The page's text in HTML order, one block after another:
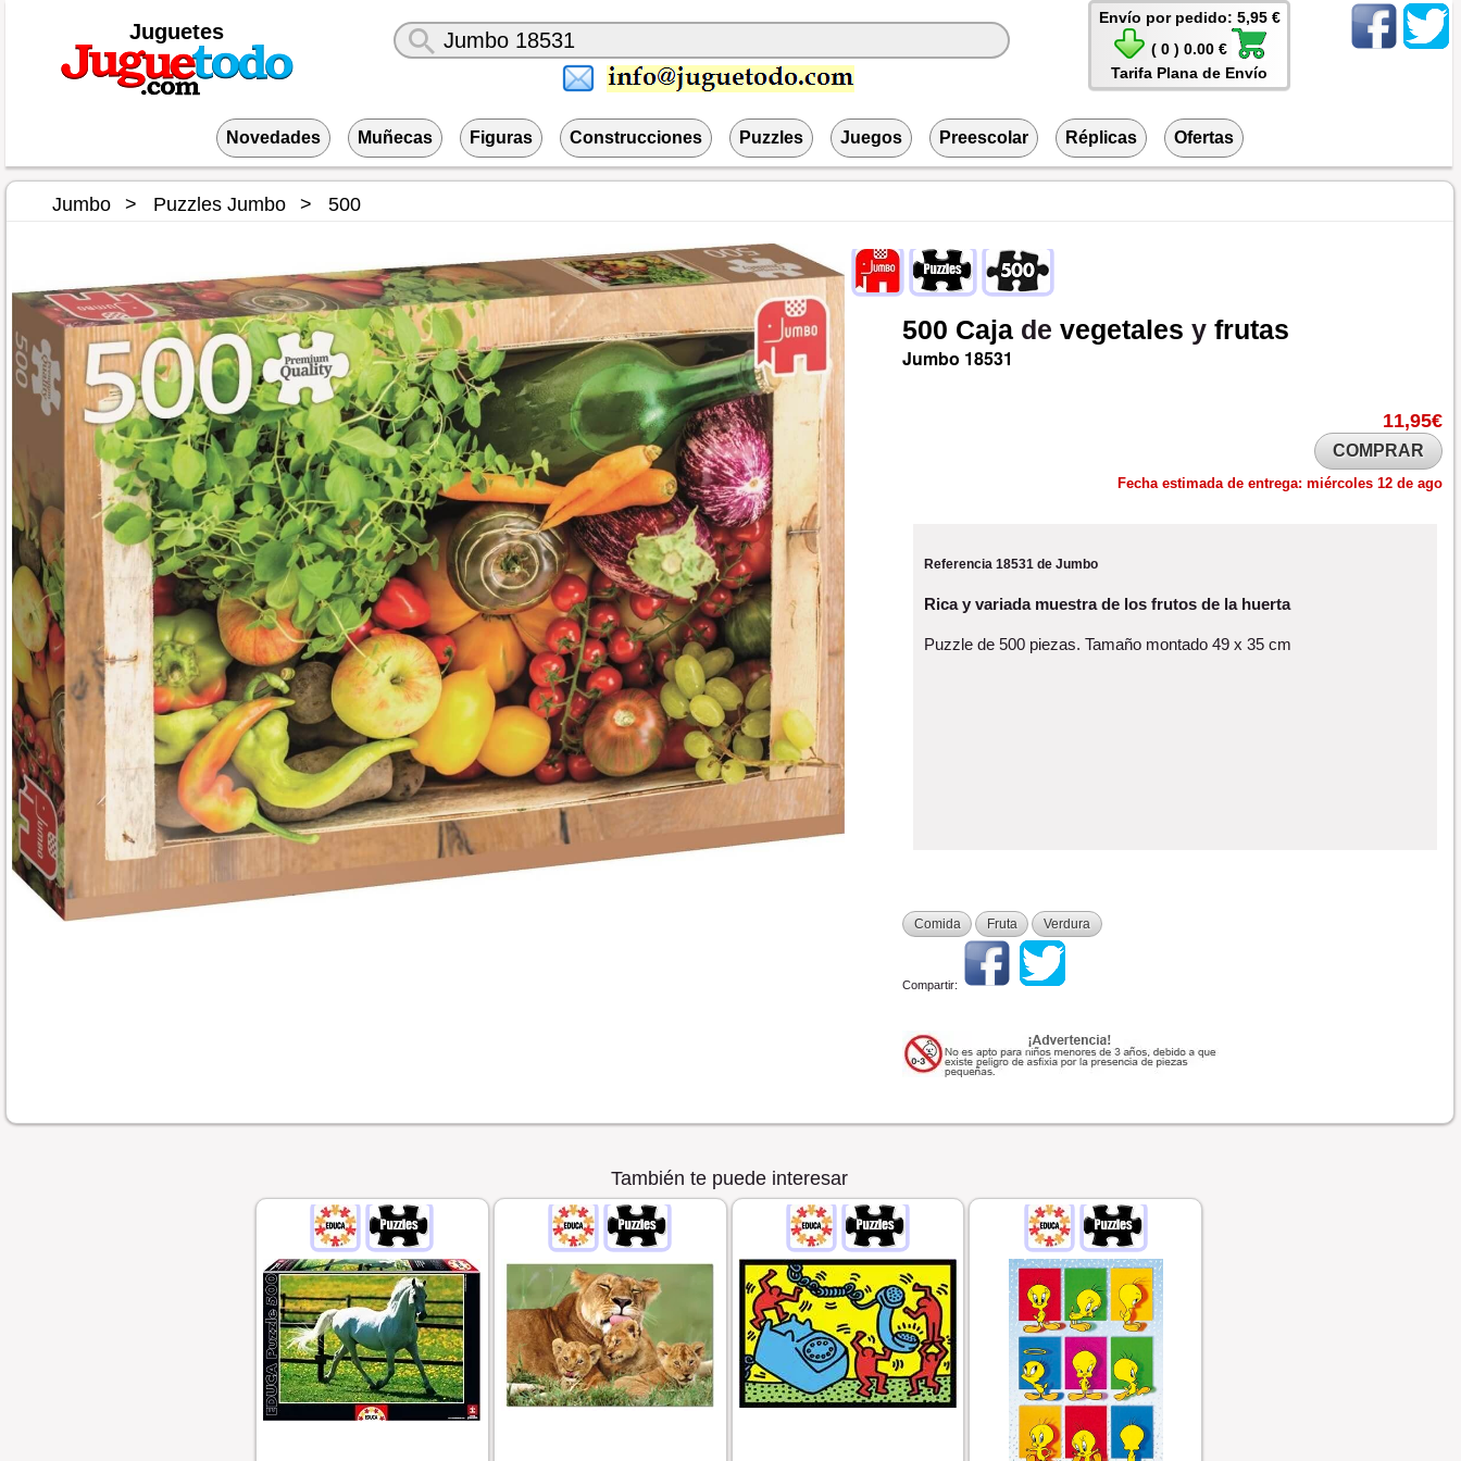
Juguetes
Envío por pedido: 5,95 €
( 0 ) 0.00 €
Tarifa Plana de Envío
Novedades Muñecas Figuras Construcciones Puzzles Juegos Preescolar Réplicas Ofertas
Jumbo Puzzles Jumbo 500
500 Caja devegetales yfrutas
Jumbo 18531
11,95€
COMPRAR
Fecha estimada de entrega: miércoles 12 de ago
Referencia 18531 de Jumbo
Rica y variada muestra de los frutos de la huerta
Puzzle de 500 piezas. Tamaño montado 49 x 35 cm
Comida Fruta Verdura
Compartir:
También te puede interesar